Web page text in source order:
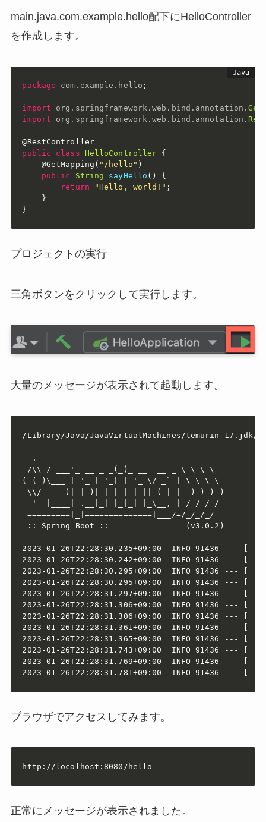
main.java.com.example.hello配下にHelloController
を作成します。
package com . example . hello ;
import org . springframework .web . bind . annotation .
import
org . springframework .web . bind . annotation .
@RestController
public
class HelloController {
@GetMapping ( "/hello" )
public
String sayHello ( )
{
return
"Hello, world!" ;
}
}
プロジェクトの実行
三角ボタンをクリックして実行します。
大量のメッセージが表示されて起動します。
/Library/Java/JavaVirtualMachines/temurin-17.jdk/
  .   ____          _            __ _ _
/\\ / ___'_ __ _ _(_)_ __  __ _ \ \ \ \
( ( )\___ | '_ | '_| | '_ \/ _` | \ \ \ \
\\/  ___)| |_)| | | | | || (_| |  ) ) ) )
  '  |____| .__|_| |_|_| |_\__, | / / / /
=========|_|==============|___/=/_/_/_/
:: Spring Boot ::                (v3.0.2)
2023-01-26T22:28:30.235+09:00  INFO 91436
2023-01-26T22:28:30.242+09:00  INFO 91436
2023-01-26T22:28:30.295+09:00  INFO 91436
2023-01-26T22:28:30.295+09:00  INFO 91436 ---
2023-01-26T22:28:31.297+09:00  INFO 91436 --- [
2023-01-26T22:28:31.306+09:00  INFO 91436 ---
2023-01-26T22:28:31.306+09:00  INFO 91436 ---
2023-01-26T22:28:31.361+09:00  INFO 91436
2023-01-26T22:28:31.365+09:00  INFO 91436 --- [
2023-01-26T22:28:31.743+09:00  INFO 91436 ---
2023-01-26T22:28:31.769+09:00  INFO 91436 --- [
2023-01-26T22:28:31.781+09:00  INFO 91436 ---
ブラウザでアクセスしてみます。
http://localhost:8080/hello
正常にメッセージが表示されました。